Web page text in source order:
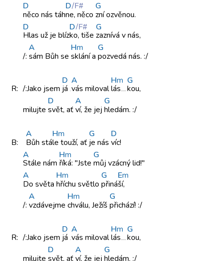
D
něco nás táh
D/F#
ne, něco
G
zní ozvěnou.
D
Hlas už je blíz
D/F#
ko, tiše
G
zaznívá v nás,
/:
A
sám Bůh se
Hm
sklání a
G
pozvedá nás. :/
R: /:Jako jsem
D
já
A
vás miloval
Hm
lás
G
kou,
milujte
D
svět, ať
A
ví, že jej
G
hledám. :/
B:
A
Bůh stá
Hm
le touží, ať
G
je nás
D
víc!
A
Stále nám
Hm
říká: "Jste
G
můj vzácný lid!"
A
Do světa
Hm
hříchu světlo
G
přiná
Em
ší,
/:
A
vzdávejme
Hm
chválu, Ježíš
G
přichází! :/
R: /:Jako jsem
D
já
A
vás miloval
Hm
lás
G
kou,
milujte
D
svět, ať
A
ví, že jej
G
hledám. :/